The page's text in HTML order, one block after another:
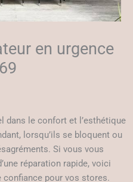
en urgence
dans le confort et l’esthétique
lorsqu’ils se bloquent ou
Si vous vous
réparation rapide, voici
confiance pour vos stores.